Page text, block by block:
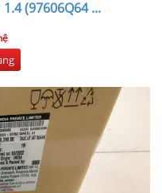
(97606Q64...